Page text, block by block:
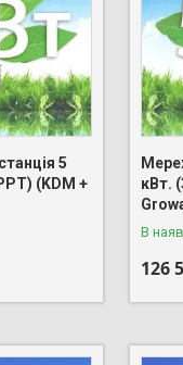
5
(KDM +
кВт.
В
126